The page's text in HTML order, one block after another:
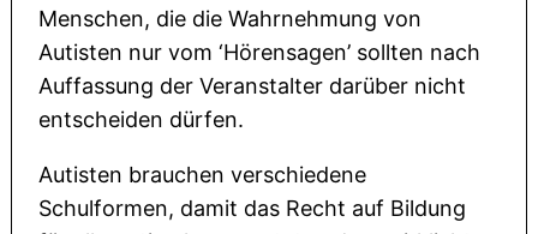
Menschen, die die Wahrnehmung von
Autisten nur vom ‘Hörensagen’ sollten nach
Auffassung der Veranstalter darüber nicht
entscheiden dürfen.
Autisten brauchen verschiedene
Schulformen, damit das Recht auf Bildung